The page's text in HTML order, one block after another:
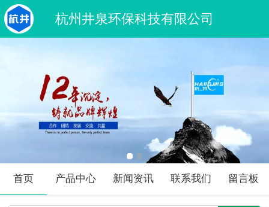
杭州井泉环保科技有限公司
首页 产品中心 新闻资讯 联系我们 留言板